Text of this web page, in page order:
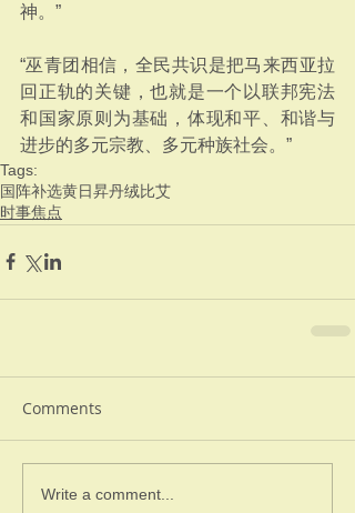
神。”
“巫青团相信，全民共识是把马来西亚拉
回正轨的关键，也就是一个以联邦宪法
和国家原则为基础，体现和平、和谐与
进步的多元宗教、多元种族社会。”
Tags:
国阵补选黄日昇丹绒比艾
时事焦点
Comments
Write a comment...